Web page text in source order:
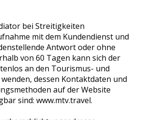
bei Streitigkeiten
mit dem Kundendienst und
Antwort oder ohne
von 60 Tagen kann sich der
an den Tourismus- und
dessen Kontaktdaten und
auf der Website
sind: www.mtv.travel.